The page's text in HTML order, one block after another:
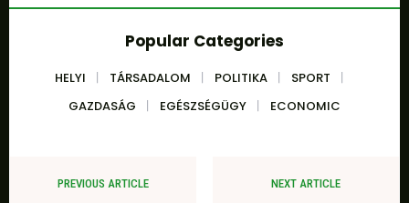
Popular Categories
HELYI TÁRSADALOM POLITIKA
SPORT
GAZDASÁG
EGÉSZSÉGÜGY ECONOMIC
PREVIOUS ARTICLE NEXT ARTICLE